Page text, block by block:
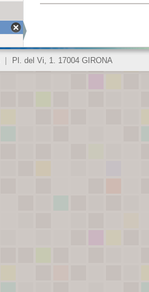
Pl. del Vi, 1. 17004 GIRONA